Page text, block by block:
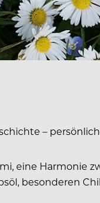
–
eine Harmonie
besonderen